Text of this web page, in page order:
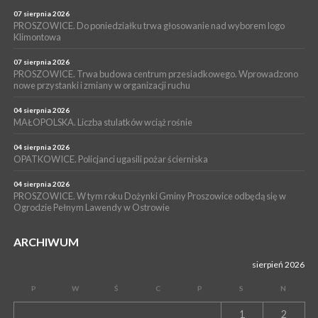
Pałecznicy będą obsługiwani w Proszowicach
WYDARZENIA
PROSZOWICE. W parku Warsztaty Edukacyjno-Przyrodnicze
NOC CIEM
15 lipca 2026
PROSZOWICE. Już za tydzień kolejne zajęcia z cyklu „Wakacyjne
07 sierpnia 2026
PROSZOWICE. Do poniedziałku trwa głosowanie nad wyborem logo
Klimontowa
07 sierpnia 2026
PROSZOWICE. Trwa budowa centrum przesiadkowego. Wprowadzono
nowe przystanki i zmiany w organizacji ruchu
04 sierpnia 2026
MAŁOPOLSKA. Liczba stulatków wciąż rośnie
04 sierpnia 2026
OPATKOWICE. Policjanci ugasili pożar ścierniska
04 sierpnia 2026
PROSZOWICE. W tym roku Dożynki Gminy Proszowice odbędą się w
Ogrodzie Pełnym Lawendy w Ostrowie
ARCHIWUM
sierpień 2026
P W Ś C P S N
1 2